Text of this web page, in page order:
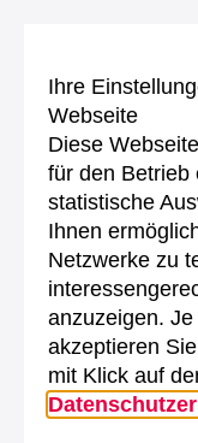
Ihre
Webseite
Diese
für den Betrieb
statistische
Ihnen
Netzwerke zu
anzuzeigen.
akzeptieren
mit Klick auf